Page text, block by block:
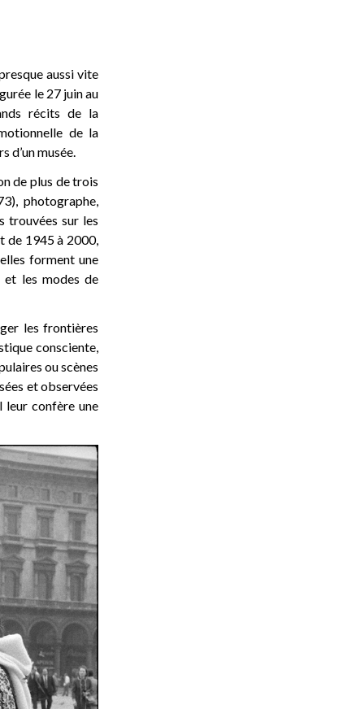
aussi vite
le 27 juin au
récits de la
de la
d’un musée.
de plus de trois
photographe,
trouvées sur les
de 1945 à 2000,
forment une
et les modes de
les frontières
consciente,
ou scènes
et observées
leur confère une